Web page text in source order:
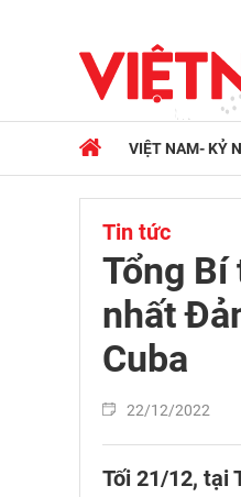
VIỆT NAM- KỶ
Tin tức
Tổng
nhất
Cuba
22/12/2022
Tối 21/12, tại